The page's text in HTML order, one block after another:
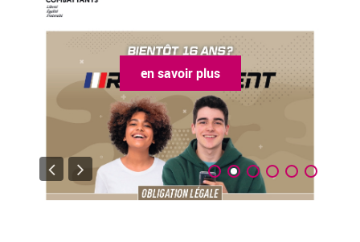
en savoir plus